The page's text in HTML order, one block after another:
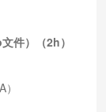
件）（2h）